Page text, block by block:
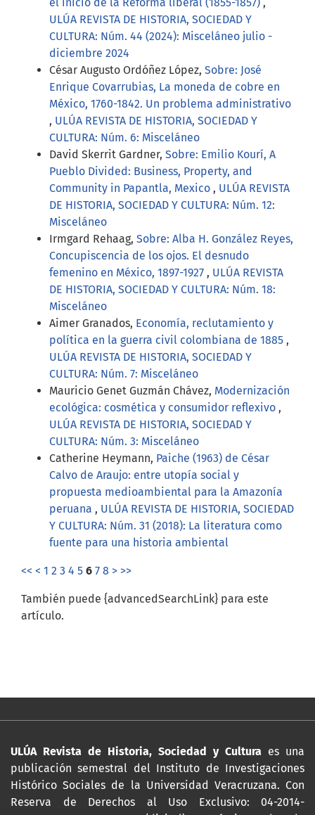
ULÚA REVISTA DE HISTORIA, SOCIEDAD Y
CULTURA: Núm. 44 (2024): Misceláneo julio -
diciembre 2024
César Augusto Ordóñez López, Sobre: José
Enrique Covarrubias, La moneda de cobre en
México, 1760-1842. Un problema administrativo
, ULÚA REVISTA DE HISTORIA, SOCIEDAD Y
CULTURA: Núm. 6: Misceláneo
David Skerrit Gardner, Sobre: Emilio Kourí, A
Pueblo Divided: Business, Property, and
Community in Papantla, Mexico , ULÚA REVISTA
DE HISTORIA, SOCIEDAD Y CULTURA: Núm. 12:
Misceláneo
Irmgard Rehaag, Sobre: Alba H. González Reyes,
Concupiscencia de los ojos. El desnudo
femenino en México, 1897-1927 , ULÚA REVISTA
DE HISTORIA, SOCIEDAD Y CULTURA: Núm. 18:
Misceláneo
Aimer Granados, Economía, reclutamiento y
política en la guerra civil colombiana de 1885 ,
ULÚA REVISTA DE HISTORIA, SOCIEDAD Y
CULTURA: Núm. 7: Misceláneo
Mauricio Genet Guzmán Chávez, Modernización
ecológica: cosmética y consumidor reflexivo ,
ULÚA REVISTA DE HISTORIA, SOCIEDAD Y
CULTURA: Núm. 3: Misceláneo
Catherine Heymann, Paiche (1963) de César
Calvo de Araujo: entre utopía social y
propuesta medioambiental para la Amazonía
peruana , ULÚA REVISTA DE HISTORIA, SOCIEDAD
Y CULTURA: Núm. 31 (2018): La literatura como
fuente para una historia ambiental
<< < 1 2 3 4 5 6 7 8 > >>
También puede {advancedSearchLink} para este
artículo.
ULÚA Revista de Historia, Sociedad y Cultura es una
publicación semestral del Instituto de Investigaciones
Histórico Sociales de la Universidad Veracruzana. Con
Reserva de Derechos al Uso Exclusivo: 04-2014-